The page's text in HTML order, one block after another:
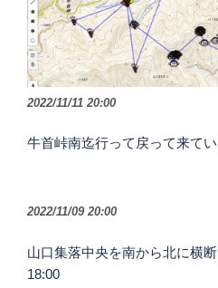
2022/11/11 20:00
牛首峠南迄行って戻って来て
2022/11/09 20:00
山口集落中央を南から北に横
18:00